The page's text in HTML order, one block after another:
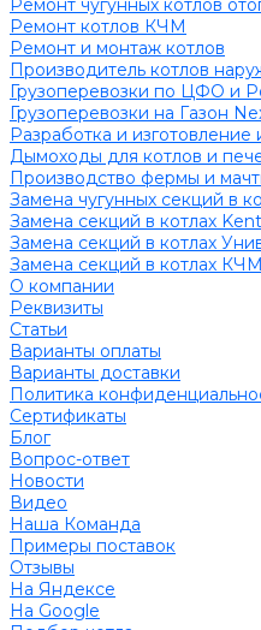
Ремонт чугунных котлов
Ремонт котлов КЧМ
Ремонт и монтаж котлов
Производитель котлов
Грузоперевозки по ЦФО и
Грузоперевозки на Газон
Разработка и
Дымоходы для котлов и
Производство фермы и
Замена чугунных секций в
Замена секций в котлах
Замена секций в котлах
Замена секций в котлах
О компании
Реквизиты
Статьи
Варианты оплаты
Варианты доставки
Политика
Сертификаты
Блог
Вопрос-ответ
Новости
Видео
Наша Команда
Примеры поставок
Отзывы
На Яндексе
На Google